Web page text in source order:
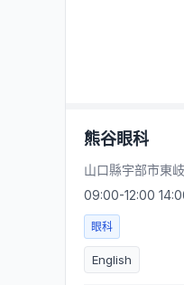
熊谷眼科
山口縣宇部市東
09:00-12:00
眼科
English